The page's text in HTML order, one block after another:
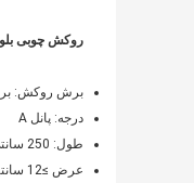
روکش چوبی
برش روکش:
درجه: پانل A
طول: 250 سانتی متر
عرض ≥12 سانتیمتر